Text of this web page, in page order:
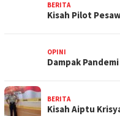
BERITA
Kisah Pilot
OPINI
Dampak
BERITA
Kisah Aiptu